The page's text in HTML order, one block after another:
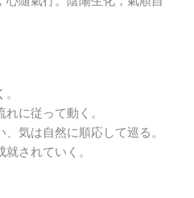
に従って動く。
気は自然に順応して巡る。
されていく。